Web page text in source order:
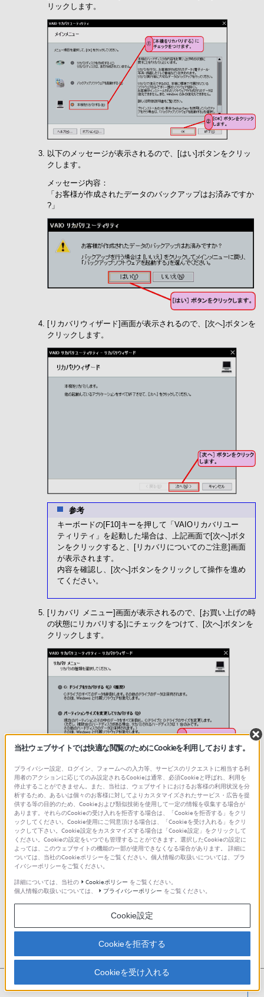
リックします。
以下のメッセージが表示されるので、[はい]ボタンをクリッ
クします。
メッセージ内容：
「お客様が作成されたデータのバックアップはお済みですか
?」
[リカバリウィザード]画面が表示されるので、[次へ]ボタンを
クリックします。
参考
キーボードの[F10]キーを押して「VAIOリカバリユー
ティリティ」を起動した場合は、上記画面で[次へ]ボタ
ンをクリックすると、[リカバリについてのご注意]画面
が表示されます。
内容を確認し、[次へ]ボタンをクリックして操作を進め
てください。
[リカバリ メニュー]画面が表示されるので、[お買い上げの時
の状態にリカバリする]にチェックをつけて、[次へ]ボタンを
クリックします。
[リカバリ設定の確認]画面が表示されるので、内容を確認
し、[リカバリ開始]ボタンをクリックします。
[リカバリを開始してもよろしいですか ?]というメッセージ
当社ウェブサイトでは快適な閲覧のためにCookieを利用しております。
プライバシー設定、ログイン、フォームへの入力等、サービスのリクエストに相当する利
用者のアクションに応じてのみ設定されるCookieは通常、必須Cookieと呼ばれ、利用を
停止することができません。また、当社は、ウェブサイトにおけるお客様の利用状況を分
析するため、あるいは個々のお客様に対してよりカスタマイズされたサービス・広告を提
供する等の目的のため、Cookieおよび類似技術を使用して一定の情報を収集する場合が
あります。それらのCookieの受け入れを拒否する場合は、「Cookieを拒否する」をクリ
ックしてください。Cookie使用にご同意頂ける場合は、「Cookieを受け入れる」をクリ
ックして下さい。Cookie設定をカスタマイズする場合は「Cookie設定」をクリックして
ください。Cookieの設定をいつでも管理することができます。選択したCookieの設定に
よっては、このウェブサイトの機能の一部が使用できなくなる場合があります。 詳細に
ついては、当社のCookieポリシーをご覧ください。個人情報の取扱いについては、プラ
イバシーポリシーをご覧ください。
詳細については、当社の
Cookieポリシー をご覧ください。
個人情報の取扱いについては、
プライバシーポリシー をご覧ください。
Cookie設定
Cookieを拒否する
Cookieを受け入れる
thumb_up 役に立った thumb_down 役に立たなかった